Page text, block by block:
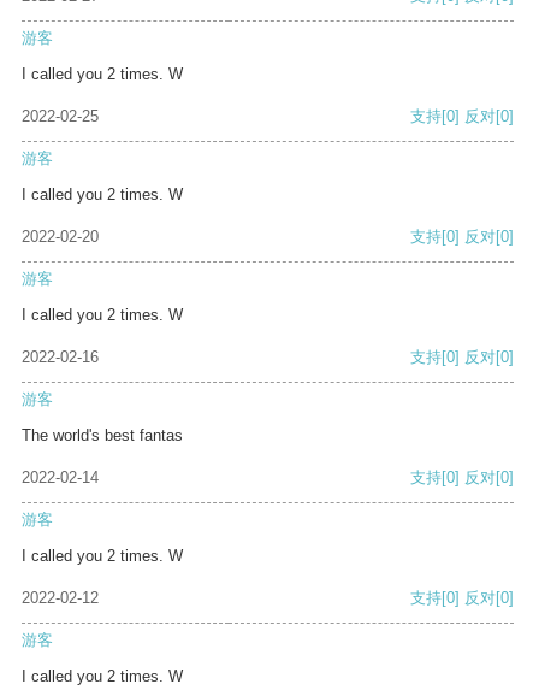
游客
I called you 2 times. W
2022-02-25 支持[0] 反对[0]
游客
I called you 2 times. W
2022-02-20 支持[0] 反对[0]
游客
I called you 2 times. W
2022-02-16 支持[0] 反对[0]
游客
The world's best fantas
2022-02-14 支持[0] 反对[0]
游客
I called you 2 times. W
2022-02-12 支持[0] 反对[0]
游客
I called you 2 times. W